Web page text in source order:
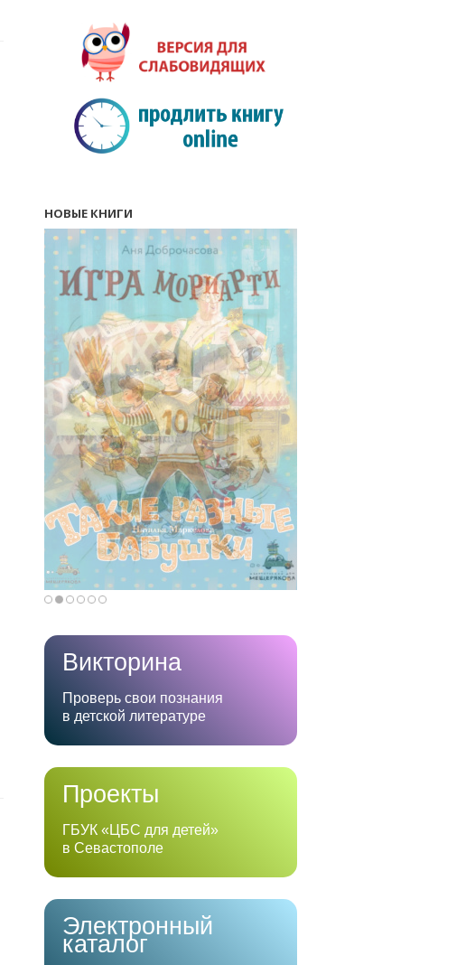
НОВЫЕ КНИГИ
Викторина
Проверь свои познания
в детской литературе
Проекты
ГБУК «ЦБС для детей»
в Севастополе
Электронный
каталог